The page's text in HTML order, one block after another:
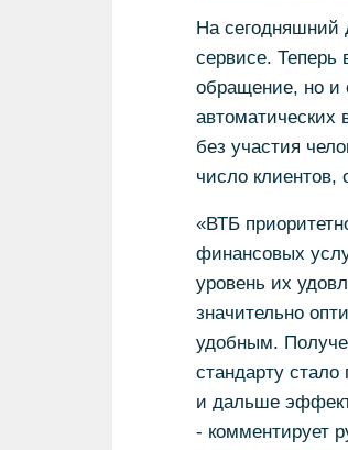
На сегодняшний
сервисе. Теперь
обращение, но и
автоматических
без участия
число
«ВТБ
финансовых
уровень их
значительно
удобным.
стандарту
и дальше
- комментирует